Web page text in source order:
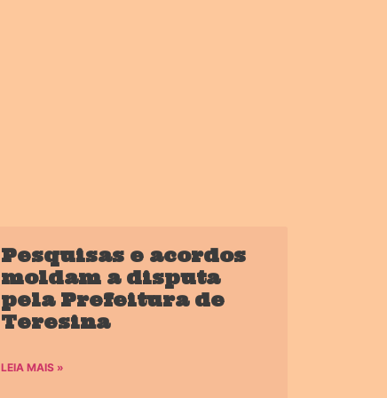
Pesquisas e acordos
moldam a disputa
pela Prefeitura de
Teresina
LEIA MAIS »